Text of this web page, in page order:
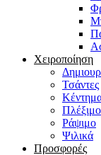
Χειροποίηση
Τσάντες
Πλέξιμο
Ράψιμο
Ψιλικά
Προσφορές